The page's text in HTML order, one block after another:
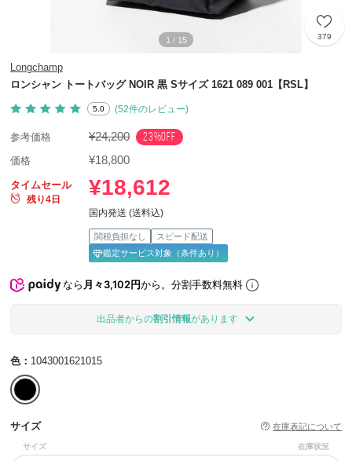
1 / 15 379
Longchamp
ロンシャン トートバッグ NOIR 黒 Sサイズ 1621 089 001【RSL】
5.0 (52件のレビュー)
参考価格 ¥24,200 23%OFF
価格 ¥18,800
タイムセール
残り4日
¥18,612
国内発送 (送料込)
関税負担なし
スピード配送
鑑定サービス対象（条件あり）
なら月々3,102円から。分割手数料無料
出品者からの割引情報があります
色： 1043001621015
サイズ 在庫表記について
サイズ 在庫状況